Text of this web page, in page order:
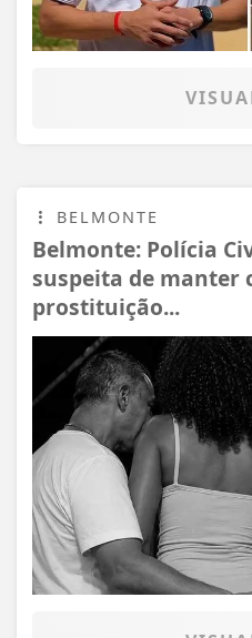
BELMONTE
Belmonte: Polícia
suspeita de manter
prostituição...